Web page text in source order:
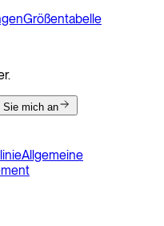
Größentabelle
Sie mich an
Allgemeine